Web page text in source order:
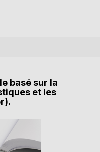
basé sur la
et les